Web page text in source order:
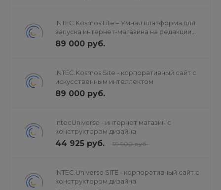
INTEC.Kosmos Lite – Умная платформа для
запуска интернет-магазина на редакции
«Старт»
89 000 руб.
INTEC.Kosmos Site - корпоративный сайт с
искусственным интеллектом
89 000 руб.
IntecUniverse - интернет магазин с
конструктором дизайна
44 925 руб. 59 900 руб.
INTEC.Universe SITE - корпоративный сайт с
конструктором дизайна